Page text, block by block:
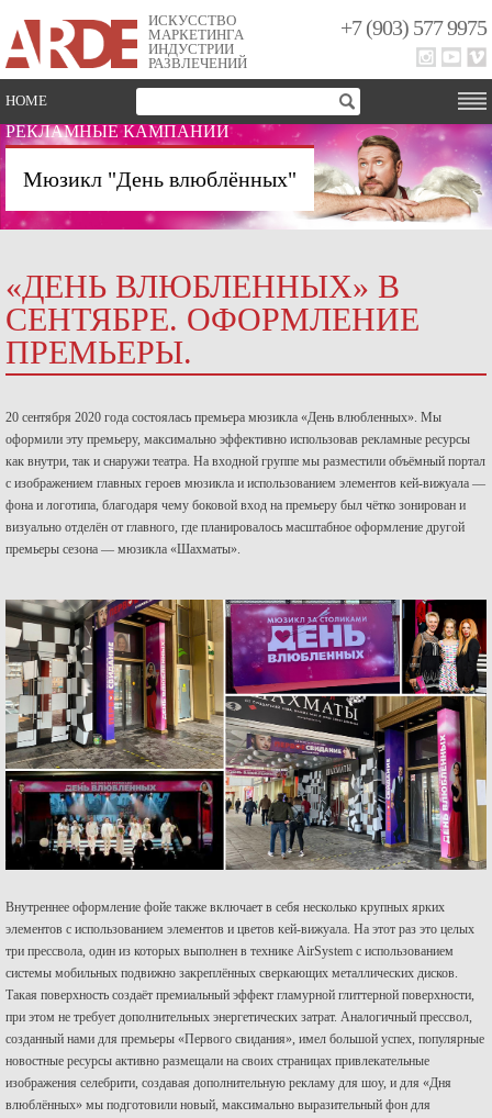
ИСКУССТВО
МАРКЕТИНГА
ИНДУСТРИИ
РАЗВЛЕЧЕНИЙ
+7 (903) 577 9975
HOME
РЕКЛАМНЫЕ КАМПАНИИ
Мюзикл "День влюблённых"
«ДЕНЬ ВЛЮБЛЕННЫХ» В
СЕНТЯБРЕ. ОФОРМЛЕНИЕ
ПРЕМЬЕРЫ.
20 сентября 2020 года состоялась премьера мюзикла «День влюбленных». Мы
оформили эту премьеру, максимально эффективно использовав рекламные ресурсы
как внутри, так и снаружи театра. На входной группе мы разместили объёмный портал
с изображением главных героев мюзикла и использованием элементов кей-вижуала —
фона и логотипа, благодаря чему боковой вход на премьеру был чётко зонирован и
визуально отделён от главного, где планировалось масштабное оформление другой
премьеры сезона — мюзикла «Шахматы».
Внутреннее оформление фойе также включает в себя несколько крупных ярких
элементов с использованием элементов и цветов кей-вижуала. На этот раз это целых
три прессвола, один из которых выполнен в технике AirSystem с использованием
системы мобильных подвижно закреплённых сверкающих металлических дисков.
Такая поверхность создаёт премиальный эффект гламурной глиттерной поверхности,
при этом не требует дополнительных энергетических затрат. Аналогичный прессвол,
созданный нами для премьеры «Первого свидания», имел большой успех, популярные
новостные ресурсы активно размещали на своих страницах привлекательные
изображения селебрити, создавая дополнительную рекламу для шоу, и для «Дня
влюблённых» мы подготовили новый, максимально выразительный фон для